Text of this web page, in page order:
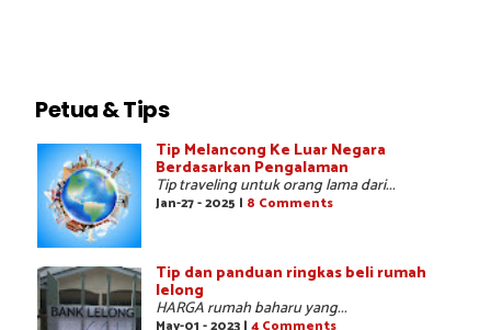
Petua & Tips
Tip Melancong Ke Luar Negara
Berdasarkan Pengalaman
Tip traveling untuk orang lama dari...
Jan-27 - 2025 | 8 Comments
Tip dan panduan ringkas beli rumah
lelong
HARGA rumah baharu yang...